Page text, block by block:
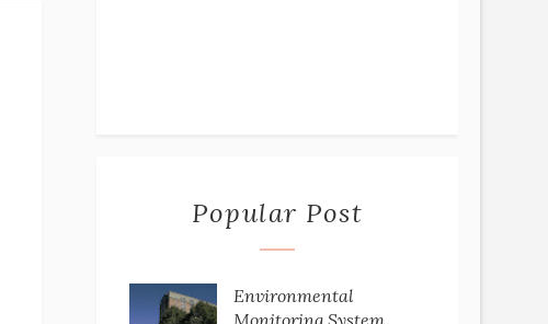
Popular Post
Environmental
Monitoring System